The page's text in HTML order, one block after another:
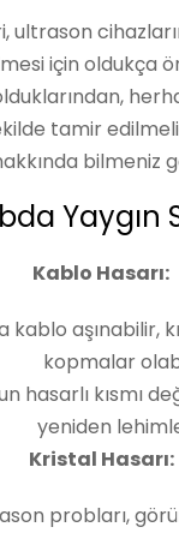
için oldukça
tamir
bilmeniz
Yaygın
Kablo Hasarı:
kablo aşınabilir,
kopmalar
hasarlı kısmı
yeniden
Kristal Hasarı:
probları,